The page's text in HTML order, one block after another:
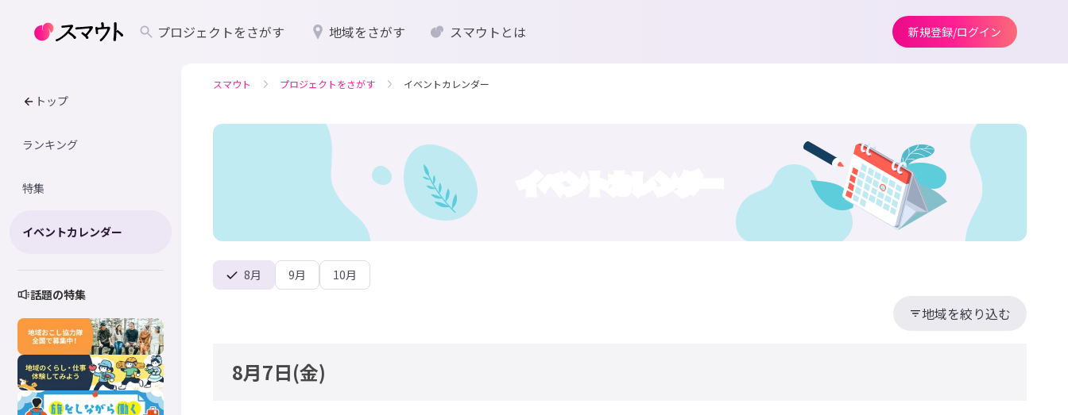
プロジェクトをさがす 地域をさがす スマウトとは 新規登録/ログイン
トップ
ランキング
特集
イベントカレンダー
話題の特集
スマウト プロジェクトをさがす イベントカレンダー
8月 9月 10月
地域を絞り込む
8月7日(金)